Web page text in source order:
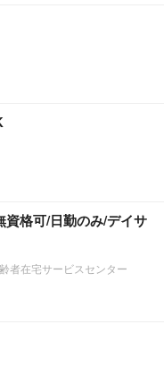
資格可/日勤のみ/デイサ
者在宅サービスセンター